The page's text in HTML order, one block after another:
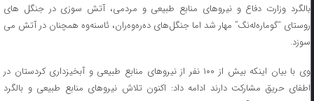
بالگرد وزارت دفاع و نیروهای منابع طبیعی و مردمی، آتش سوزی در جنگل های
روستای “گوماره‌له‌نگ” مهار شد اما جنگل‌های دەرەوەران، ئاسنەوە همچنان در آتش می
سوزد.
وی با بیان اینکه بیش از ۱۰۰ نفر از نیروهای منابع طبیعی و آبخیزداری کردستان در
اطفای حریق مشارکت دارند ادامه داد: اکنون تلاش نیروهای منابع طبیعی و بالگرد